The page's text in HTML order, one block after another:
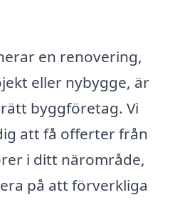
en renovering,
eller nybygge, är
byggföretag. Vi
att få offerter från
i ditt närområde,
på att förverkliga